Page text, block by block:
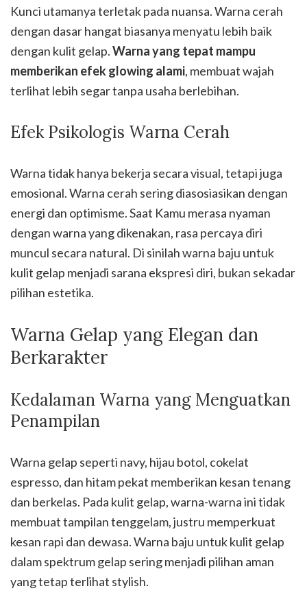
Kunci utamanya terletak pada nuansa. Warna cerah
dengan dasar hangat biasanya menyatu lebih baik
dengan kulit gelap.Warna yang tepat mampu
memberikan efek glowing alami, membuat wajah
terlihat lebih segar tanpa usaha berlebihan.
Efek Psikologis Warna Cerah
Warna tidak hanya bekerja secara visual, tetapi juga
emosional. Warna cerah sering diasosiasikan dengan
energi dan optimisme. Saat Kamu merasa nyaman
dengan warna yang dikenakan, rasa percaya diri
muncul secara natural. Di sinilah warna baju untuk
kulit gelap menjadi sarana ekspresi diri, bukan sekadar
pilihan estetika.
Warna Gelap yang Elegan dan
Berkarakter
Kedalaman Warna yang Menguatkan
Penampilan
Warna gelap seperti navy, hijau botol, cokelat
espresso, dan hitam pekat memberikan kesan tenang
dan berkelas. Pada kulit gelap, warna-warna ini tidak
membuat tampilan tenggelam, justru memperkuat
kesan rapi dan dewasa. Warna baju untuk kulit gelap
dalam spektrum gelap sering menjadi pilihan aman
yang tetap terlihat stylish.